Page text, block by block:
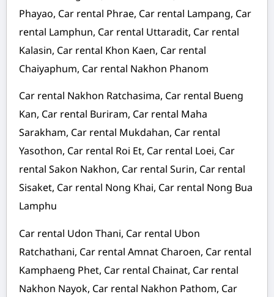
Phayao, Car rental Phrae, Car rental Lampang, Car
rental Lamphun, Car rental Uttaradit, Car rental
Kalasin, Car rental Khon Kaen, Car rental
Chaiyaphum, Car rental Nakhon Phanom
Car rental Nakhon Ratchasima, Car rental Bueng
Kan, Car rental Buriram, Car rental Maha
Sarakham, Car rental Mukdahan, Car rental
Yasothon, Car rental Roi Et, Car rental Loei, Car
rental Sakon Nakhon, Car rental Surin, Car rental
Sisaket, Car rental Nong Khai, Car rental Nong Bua
Lamphu
Car rental Udon Thani, Car rental Ubon
Ratchathani, Car rental Amnat Charoen, Car rental
Kamphaeng Phet, Car rental Chainat, Car rental
Nakhon Nayok, Car rental Nakhon Pathom, Car